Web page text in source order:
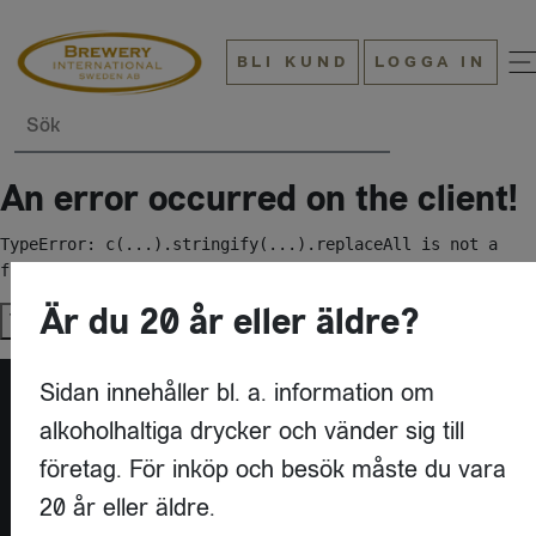
BLI KUND LOGGA IN
Sök
An error occurred on the client!
TypeError: c(...).stringify(...).replaceAll is not a
function
Try again
KONTAKT
Är du 20 år eller äldre?
Sidan innehåller bl. a. information om
alkoholhaltiga drycker och vänder sig till
företag. För inköp och besök måste du vara
20 år eller äldre.